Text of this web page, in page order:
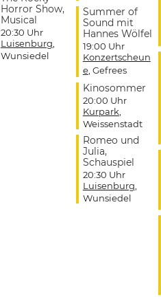
Horror Show,
Musical
20:30 Uhr
Luisenburg,
Wunsiedel
Summer of
Sound mit
Hannes Wölfel
19:00 Uhr
Konzertscheun
e, Gefrees
Kinosommer
20:00 Uhr
Kurpark,
Weissenstadt
Romeo und
Julia,
Schauspiel
20:30 Uhr
Luisenburg,
Wunsiedel